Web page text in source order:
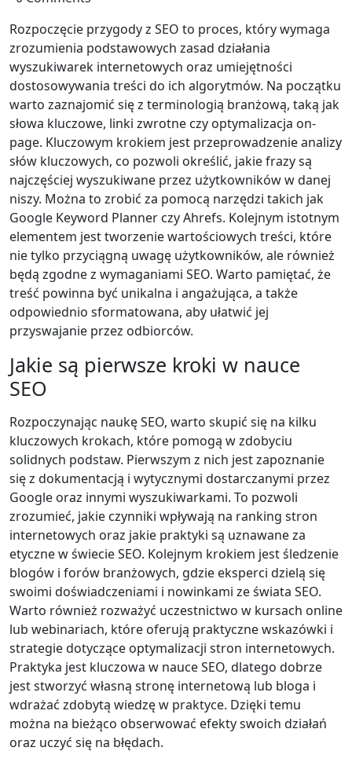
Rozpoczęcie przygody z SEO to proces, który wymaga
zrozumienia podstawowych zasad działania
wyszukiwarek internetowych oraz umiejętności
dostosowywania treści do ich algorytmów. Na początku
warto zaznajomić się z terminologią branżową, taką jak
słowa kluczowe, linki zwrotne czy optymalizacja on-
page. Kluczowym krokiem jest przeprowadzenie analizy
słów kluczowych, co pozwoli określić, jakie frazy są
najczęściej wyszukiwane przez użytkowników w danej
niszy. Można to zrobić za pomocą narzędzi takich jak
Google Keyword Planner czy Ahrefs. Kolejnym istotnym
elementem jest tworzenie wartościowych treści, które
nie tylko przyciągną uwagę użytkowników, ale również
będą zgodne z wymaganiami SEO. Warto pamiętać, że
treść powinna być unikalna i angażująca, a także
odpowiednio sformatowana, aby ułatwić jej
przyswajanie przez odbiorców.
Jakie są pierwsze kroki w nauce
SEO
Rozpoczynając naukę SEO, warto skupić się na kilku
kluczowych krokach, które pomogą w zdobyciu
solidnych podstaw. Pierwszym z nich jest zapoznanie
się z dokumentacją i wytycznymi dostarczanymi przez
Google oraz innymi wyszukiwarkami. To pozwoli
zrozumieć, jakie czynniki wpływają na ranking stron
internetowych oraz jakie praktyki są uznawane za
etyczne w świecie SEO. Kolejnym krokiem jest śledzenie
blogów i forów branżowych, gdzie eksperci dzielą się
swoimi doświadczeniami i nowinkami ze świata SEO.
Warto również rozważyć uczestnictwo w kursach online
lub webinariach, które oferują praktyczne wskazówki i
strategie dotyczące optymalizacji stron internetowych.
Praktyka jest kluczowa w nauce SEO, dlatego dobrze
jest stworzyć własną stronę internetową lub bloga i
wdrażać zdobytą wiedzę w praktyce. Dzięki temu
można na bieżąco obserwować efekty swoich działań
oraz uczyć się na błędach.